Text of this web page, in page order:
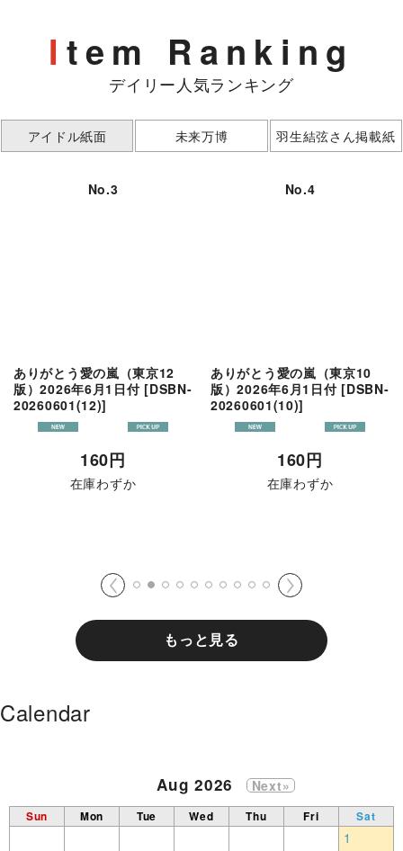
アイドル紙面 未来万博 羽生結弦さん掲載紙
No.3
ありがとう愛の嵐（東京12
版）2026年6月1日付 [DSBN-
20260601(12)]
160円
在庫わずか
No.4
ありがとう愛の嵐（東京10
版）2026年6月1日付 [DSBN-
20260601(10)]
160円
在庫わずか
もっと見る
Calendar
Aug 2026 Next»
Sun Mon Tue Wed Thu Fri Sat
1